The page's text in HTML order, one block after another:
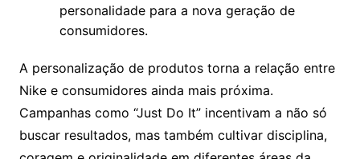
personalidade para a nova geração de
consumidores.
A personalização de produtos torna a relação entre
Nike e consumidores ainda mais próxima.
Campanhas como “Just Do It” incentivam a não só
buscar resultados, mas também cultivar disciplina,